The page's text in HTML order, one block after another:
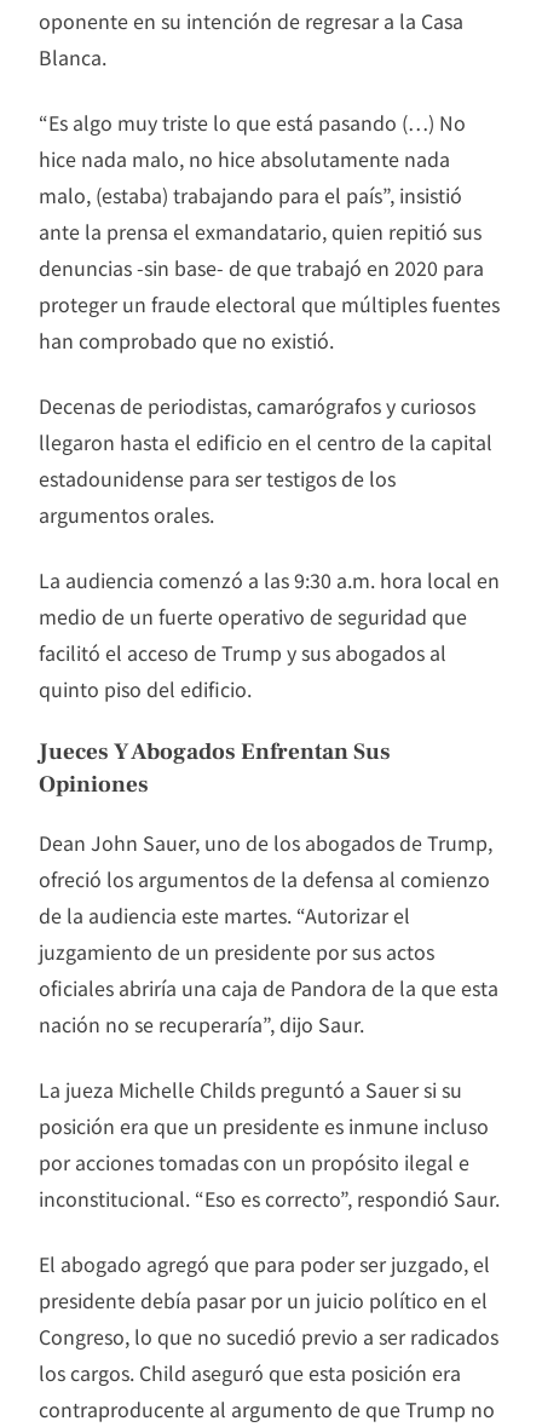
oponente en su intención de regresar a la Casa
Blanca.
“Es algo muy triste lo que está pasando (…) No
hice nada malo, no hice absolutamente nada
malo, (estaba) trabajando para el país”, insistió
ante la prensa el exmandatario, quien repitió sus
denuncias -sin base- de que trabajó en 2020 para
proteger un fraude electoral que múltiples fuentes
han comprobado que no existió.
Decenas de periodistas, camarógrafos y curiosos
llegaron hasta el edificio en el centro de la capital
estadounidense para ser testigos de los
argumentos orales.
La audiencia comenzó a las 9:30 a.m. hora local en
medio de un fuerte operativo de seguridad que
facilitó el acceso de Trump y sus abogados al
quinto piso del edificio.
Jueces Y Abogados Enfrentan Sus
Opiniones
Dean John Sauer, uno de los abogados de Trump,
ofreció los argumentos de la defensa al comienzo
de la audiencia este martes. “Autorizar el
juzgamiento de un presidente por sus actos
oficiales abriría una caja de Pandora de la que esta
nación no se recuperaría”, dijo Saur.
La jueza Michelle Childs preguntó a Sauer si su
posición era que un presidente es inmune incluso
por acciones tomadas con un propósito ilegal e
inconstitucional. “Eso es correcto”, respondió Saur.
El abogado agregó que para poder ser juzgado, el
presidente debía pasar por un juicio político en el
Congreso, lo que no sucedió previo a ser radicados
los cargos. Child aseguró que esta posición era
contraproducente al argumento de que Trump no